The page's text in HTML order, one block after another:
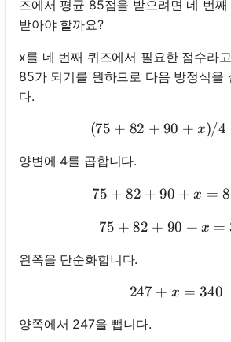
즈에서 평균 85점을 받으려면 네 번
받아야 할까요?
x를 네 번째 퀴즈에서 필요한 점수라
85가 되기를 원하므로 다음 방정식을
다.
(75 +
(75 + 82 + 90 + x)/4
양변에 4를 곱합니다.
75 +
75 + 82 + 90 + x =
75 + 82
75 + 82 + 90 + x =
왼쪽을 단순화합니다.
247 + x
247 + x = 340
양쪽에서 247을 뺍니다.